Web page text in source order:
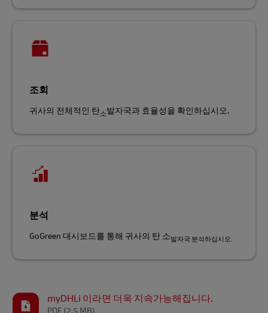
조회
귀사의 전체적인 탄소발자국과 효율성을 확인하십시오.
분석
GoGreen 대시보드를 통해 귀사의 탄 소발자국 분석하십시오.
myDHLi 이라면 더욱 지속가능해집니다.
PDF (2.5 MB)